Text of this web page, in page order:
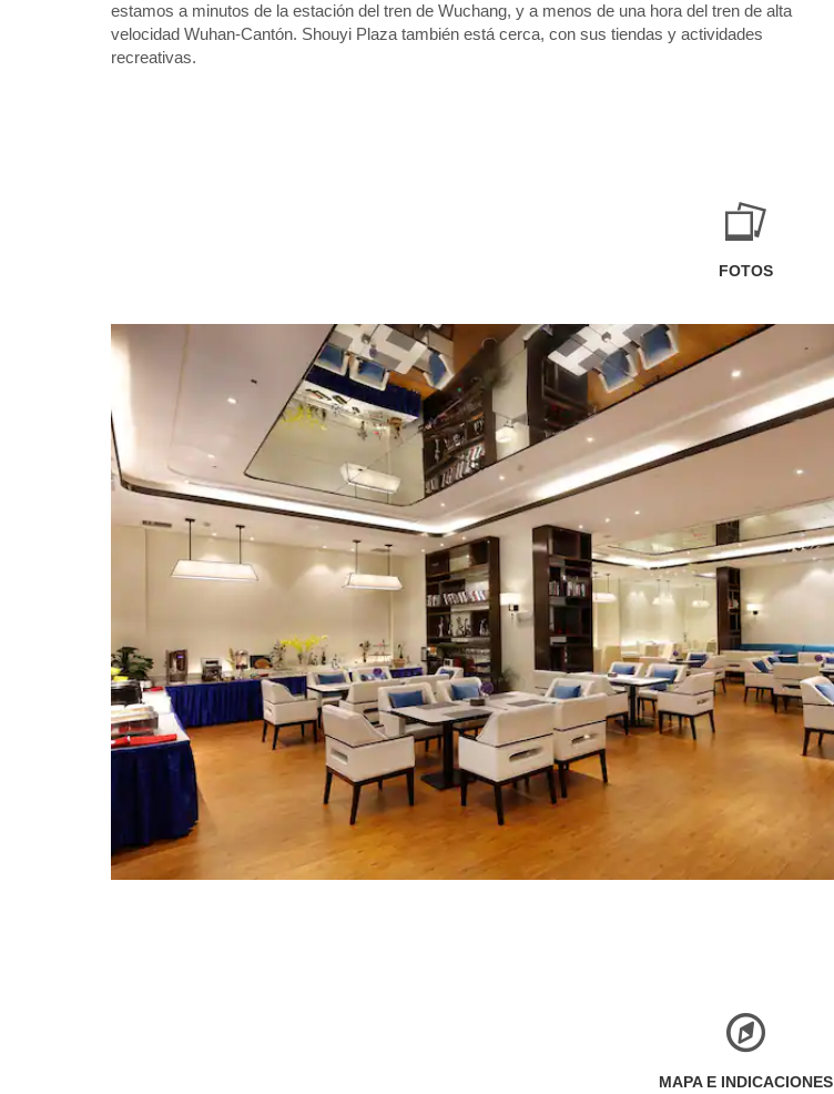
estamos a minutos de la estación del tren de Wuchang, y a menos de una hora del tren de alta
velocidad Wuhan-Cantón. Shouyi Plaza también está cerca, con sus tiendas y actividades
recreativas.
FOTOS
MAPA E INDICACIONES